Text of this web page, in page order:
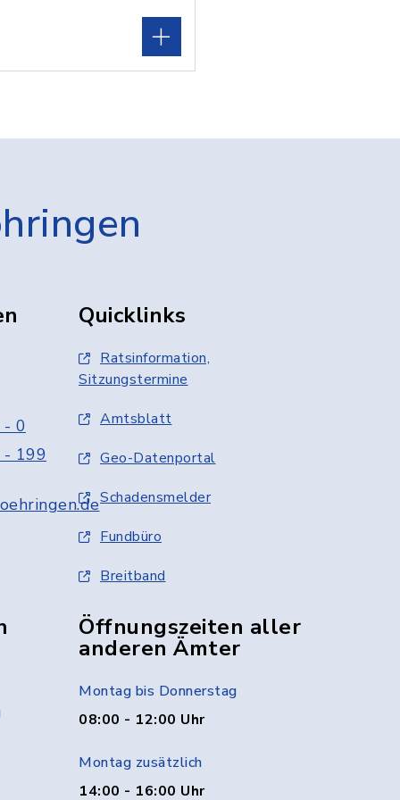
0
199
Quicklinks
Ratsinformation,
Sitzungstermine
Amtsblatt
Geo-Datenportal
Schadensmelder
Fundbüro
Breitband
Öffnungszeiten aller
anderen Ämter
Montag bis Donnerstag
08:00 - 12:00 Uhr
Montag zusätzlich
14:00 - 16:00 Uhr